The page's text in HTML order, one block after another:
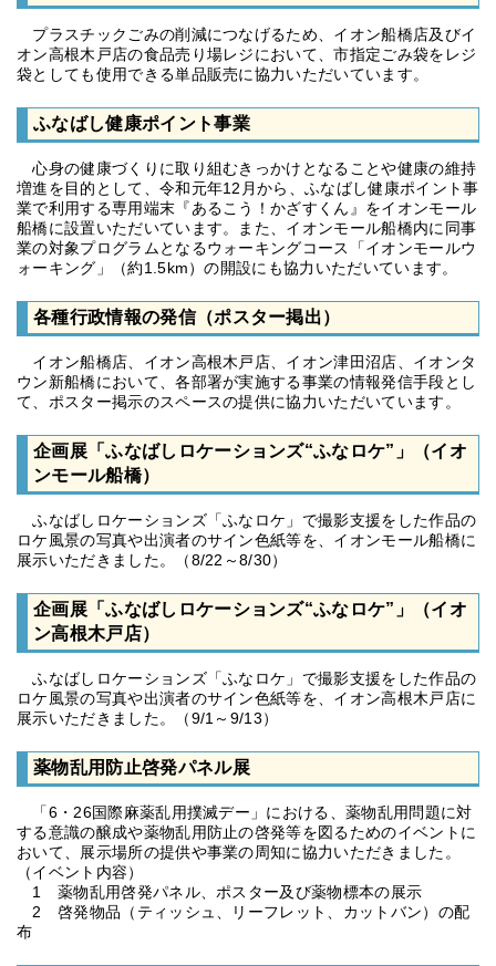
プラスチックごみの削減につなげるため、イオン船橋店及びイ
オン高根木戸店の食品売り場レジにおいて、市指定ごみ袋をレジ
袋としても使用できる単品販売に協力いただいています。
ふなばし健康ポイント事業
心身の健康づくりに取り組むきっかけとなることや健康の維持
増進を目的として、令和元年12月から、ふなばし健康ポイント事
業で利用する専用端末『あるこう！かざすくん』をイオンモール
船橋に設置いただいています。また、イオンモール船橋内に同事
業の対象プログラムとなるウォーキングコース「イオンモールウ
ォーキング」（約1.5km）の開設にも協力いただいています。
各種行政情報の発信（ポスター掲出）
イオン船橋店、イオン高根木戸店、イオン津田沼店、イオンタ
ウン新船橋において、各部署が実施する事業の情報発信手段とし
て、ポスター掲示のスペースの提供に協力いただいています。
企画展「ふなばしロケーションズ“ふなロケ”」（イオ
ンモール船橋）
ふなばしロケーションズ「ふなロケ」で撮影支援をした作品の
ロケ風景の写真や出演者のサイン色紙等を、イオンモール船橋に
展示いただきました。（8/22～8/30）
企画展「ふなばしロケーションズ“ふなロケ”」（イオ
ン高根木戸店）
ふなばしロケーションズ「ふなロケ」で撮影支援をした作品の
ロケ風景の写真や出演者のサイン色紙等を、イオン高根木戸店に
展示いただきました。（9/1～9/13）
薬物乱用防止啓発パネル展
「6・26国際麻薬乱用撲滅デー」における、薬物乱用問題に対
する意識の醸成や薬物乱用防止の啓発等を図るためのイベントに
おいて、展示場所の提供や事業の周知に協力いただきました。
（イベント内容）
1 薬物乱用啓発パネル、ポスター及び薬物標本の展示
2 啓発物品（ティッシュ、リーフレット、カットバン）の配
布